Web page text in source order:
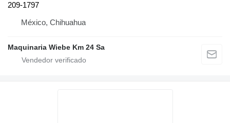
209-1797
México, Chihuahua
Maquinaria Wiebe Km 24 Sa